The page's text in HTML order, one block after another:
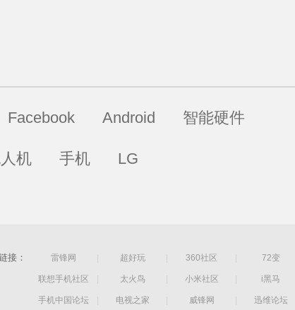
Facebook Android 智能硬件
机 手机 LG
接： 雷锋网 超好玩 360社区 72变
联想手机社区 太火鸟 小米社区 i黑马
手机中国论坛 电视之家 威锋网
迅维论坛